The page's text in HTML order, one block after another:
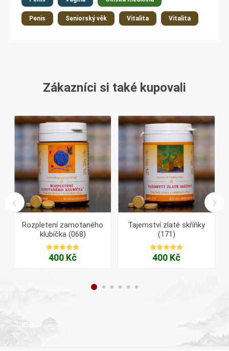
Penis Seniorský věk Vitalita Vitalita
Zákazníci si také kupovali
Rozpletení zamotaného
klubíčka (068)
400 Kč
Tajemství zlaté skříňky
(171)
400 Kč